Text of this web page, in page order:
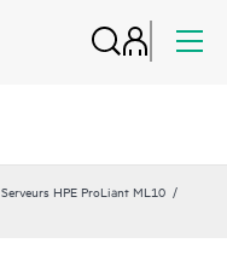
Serveurs HPE ProLiant ML10